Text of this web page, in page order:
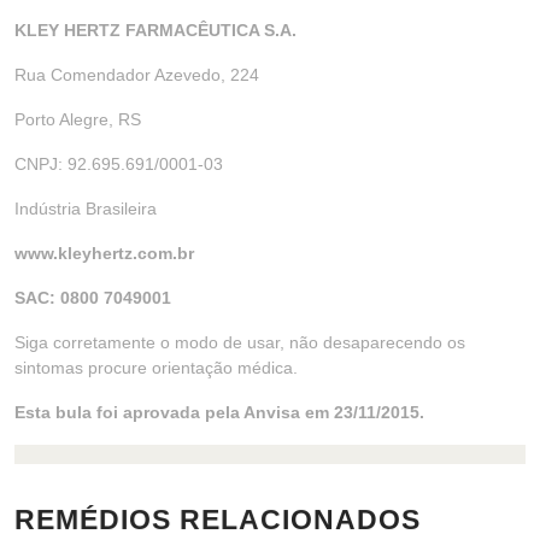
KLEY HERTZ FARMACÊUTICA S.A.
Rua Comendador Azevedo, 224
Porto Alegre, RS
CNPJ: 92.695.691/0001-03
Indústria Brasileira
www.kleyhertz.com.br
SAC: 0800 7049001
Siga corretamente o modo de usar, não desaparecendo os
sintomas procure orientação médica.
Esta bula foi aprovada pela Anvisa em 23/11/2015.
REMÉDIOS RELACIONADOS